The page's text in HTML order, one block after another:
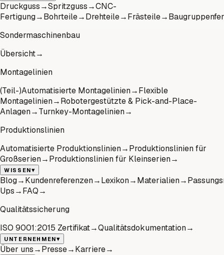
Druckguss→Spritzguss→CNC-
Fertigung→Bohrteile→Drehteile→Frästeile→
Sondermaschinenbau
Übersicht→
Montagelinien
(Teil-)Automatisierte Montagelinien→Flexible
Montagelinien→Robotergestützte & Pick-and-Place-
Anlagen→Turnkey-Montagelinien→
Produktionslinien
Automatisierte Produktionslinien→Produktionslinien für
Großserien→Produktionslinien für Kleinserien→
WISSEN▾
Blog→Kundenreferenzen→Lexikon→Materialien→
Ups→FAQ→
Qualitätssicherung
ISO 9001:2015 Zertifikat→Qualitätsdokumentation→
UNTERNEHMEN▾
Über uns→Presse→Karriere→